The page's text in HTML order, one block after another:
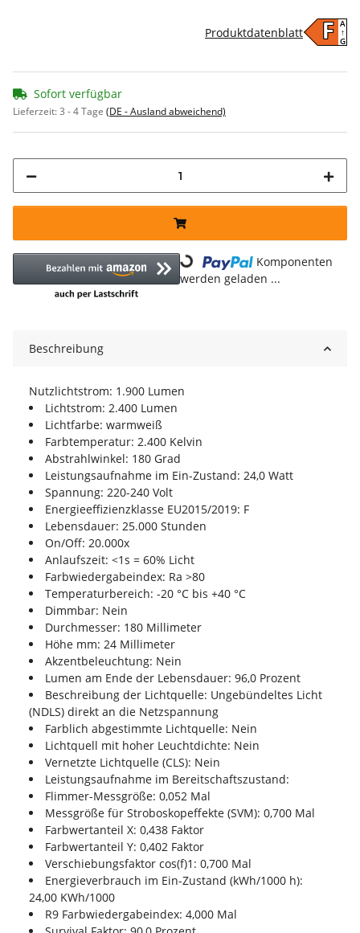
F A
↑
G
Produktdatenblatt
Sofort verfügbar
Lieferzeit:3 - 4 Tage (DE - Ausland abweichend)
Loading...
Komponenten
werden geladen ...
Beschreibung
Nutzlichtstrom: 1.900 Lumen
Lichtstrom: 2.400 Lumen
Lichtfarbe: warmweiß
Farbtemperatur: 2.400 Kelvin
Abstrahlwinkel: 180 Grad
Leistungsaufnahme im Ein-Zustand: 24,0 Watt
Spannung: 220-240 Volt
Energieeffizienzklasse EU2015/2019: F
Lebensdauer: 25.000 Stunden
On/Off: 20.000x
Anlaufszeit: <1s = 60% Licht
Farbwiedergabeindex: Ra >80
Temperaturbereich: -20 °C bis +40 °C
Dimmbar: Nein
Durchmesser: 180 Millimeter
Höhe mm: 24 Millimeter
Akzentbeleuchtung: Nein
Lumen am Ende der Lebensdauer: 96,0 Prozent
Beschreibung der Lichtquelle: Ungebündeltes Licht
(NDLS) direkt an die Netzspannung
Farblich abgestimmte Lichtquelle: Nein
Lichtquell mit hoher Leuchtdichte: Nein
Vernetzte Lichtquelle (CLS): Nein
Leistungsaufnahme im Bereitschaftszustand:
Flimmer-Messgröße: 0,052 Mal
Messgröße für Stroboskopeffekte (SVM): 0,700 Mal
Farbwertanteil X: 0,438 Faktor
Farbwertanteil Y: 0,402 Faktor
Verschiebungsfaktor cos(f)1: 0,700 Mal
Energieverbrauch im Ein-Zustand (kWh/1000 h):
24,00 KWh/1000
R9 Farbwiedergabeindex: 4,000 Mal